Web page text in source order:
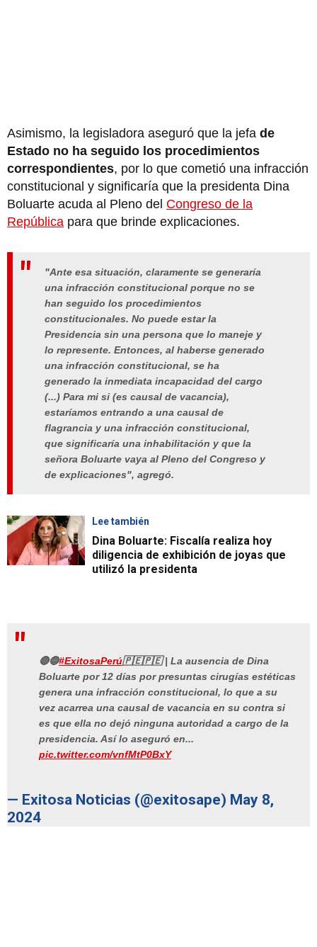
Asimismo, la legisladora aseguró que la jefa de
Estado no ha seguido los procedimientos
correspondientes, por lo que cometió una infracción
constitucional y significaría que la presidenta Dina
Boluarte acuda al Pleno del Congreso de la
República para que brinde explicaciones.
"Ante esa situación, claramente se generaría
una infracción constitucional porque no se
han seguido los procedimientos
constitucionales. No puede estar la
Presidencia sin una persona que lo maneje y
lo represente. Entonces, al haberse generado
una infracción constitucional, se ha
generado la inmediata incapacidad del cargo
(...) Para mi si (es causal de vacancia),
estaríamos entrando a una causal de
flagrancia y una infracción constitucional,
que significaría una inhabilitación y que la
señora Boluarte vaya al Pleno del Congreso y
de explicaciones", agregó.
Lee también
Dina Boluarte: Fiscalía realiza hoy
diligencia de exhibición de joyas que
utilizó la presidenta
🔴🔵#ExitosaPerú🇵🇪🇵🇪 | La ausencia de Dina
Boluarte por 12 días por presuntas cirugías estéticas
genera una infracción constitucional, lo que a su
vez acarrea una causal de vacancia en su contra si
es que ella no dejó ninguna autoridad a cargo de la
presidencia. Así lo aseguró en...
pic.twitter.com/vnfMtP0BxY
— Exitosa Noticias (@exitosape) May 8,
2024